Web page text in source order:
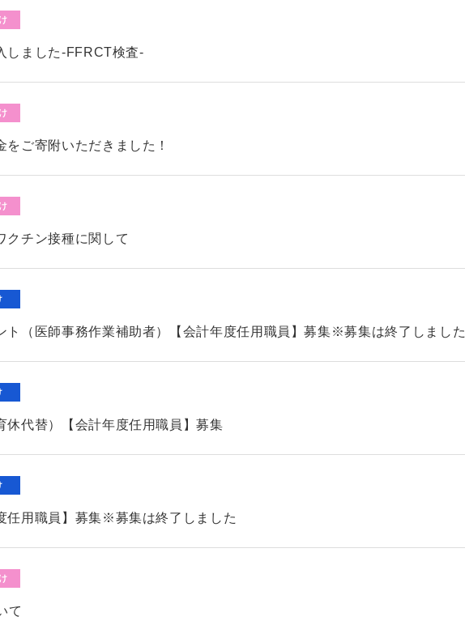
しました-FFRCT検査-
をご寄附いただきました！
クチン接種に関して
ト（医師事務作業補助者）【会計年度任用職員】募集※募集は終了しました
休代替）【会計年度任用職員】募集
任用職員】募集※募集は終了しました
て